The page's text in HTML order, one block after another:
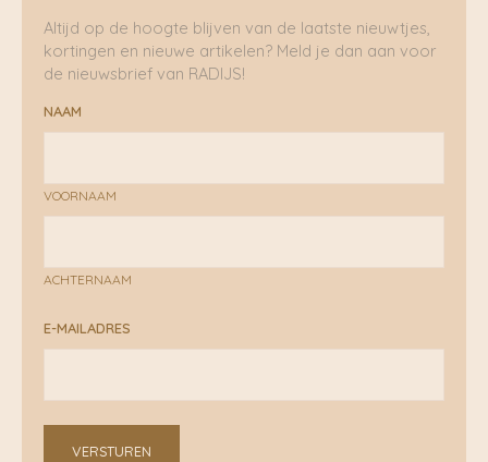
Altijd op de hoogte blijven van de laatste nieuwtjes,
kortingen en nieuwe artikelen? Meld je dan aan voor
de nieuwsbrief van RADIJS!
NAAM
VOORNAAM
ACHTERNAAM
E-MAILADRES
VERSTUREN